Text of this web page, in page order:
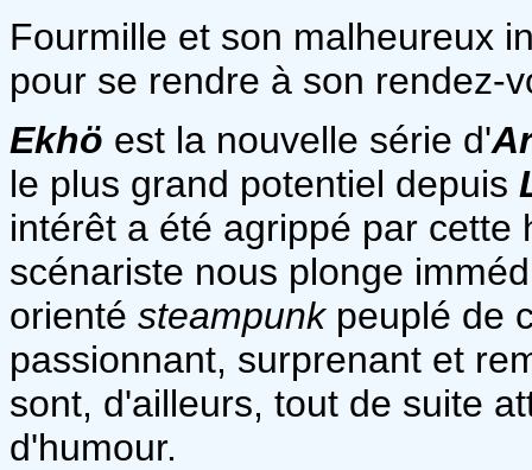
Fourmille et son malheureux
pour se rendre à son rendez-
Ekhö est la nouvelle série d'
le plus grand potentiel depuis
intérêt a été agrippé par
scénariste nous plonge
orienté steampunkpeuplé de
passionnant, surprenant et
sont, d'ailleurs, tout de suite
d'humour.